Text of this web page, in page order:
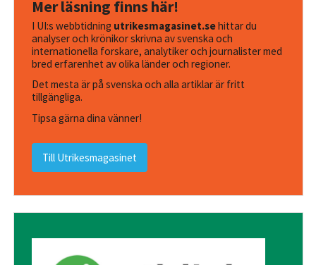
Mer läsning finns här!
I UI:s webbtidning utrikesmagasinet.sehittar du
analyser och krönikor skrivna av svenska och
internationella forskare, analytiker och journalister med
bred erfarenhet av olika länder och regioner.
Det mesta är på svenska och alla artiklar är fritt
tillgängliga.
Tipsa gärna dina vänner!
Till Utrikesmagasinet